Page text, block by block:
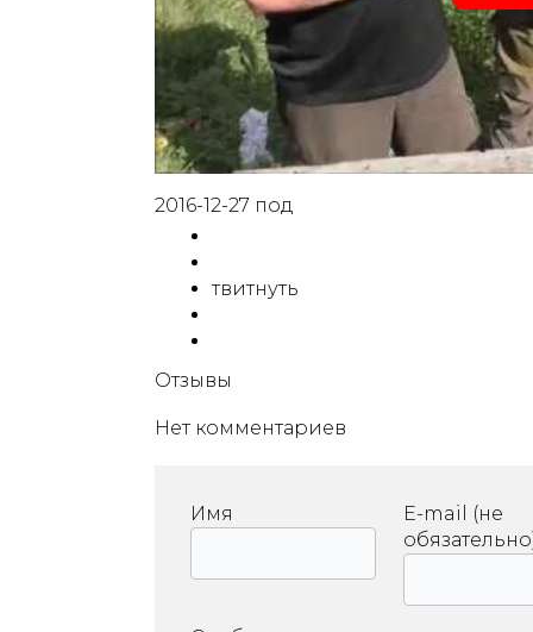
2016-12-27 под
твитнуть
Отзывы
Нет комментариев
Имя
E-mail (не